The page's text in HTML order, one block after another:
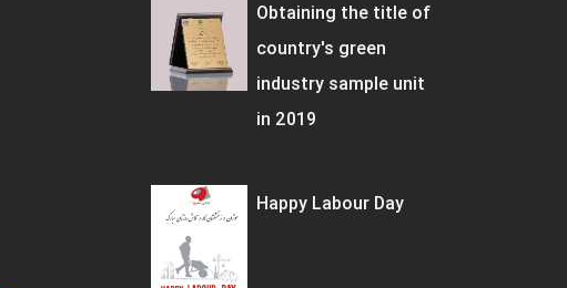
Obtaining the title of
country's green
industry sample unit
in 2019
Happy Labour Day